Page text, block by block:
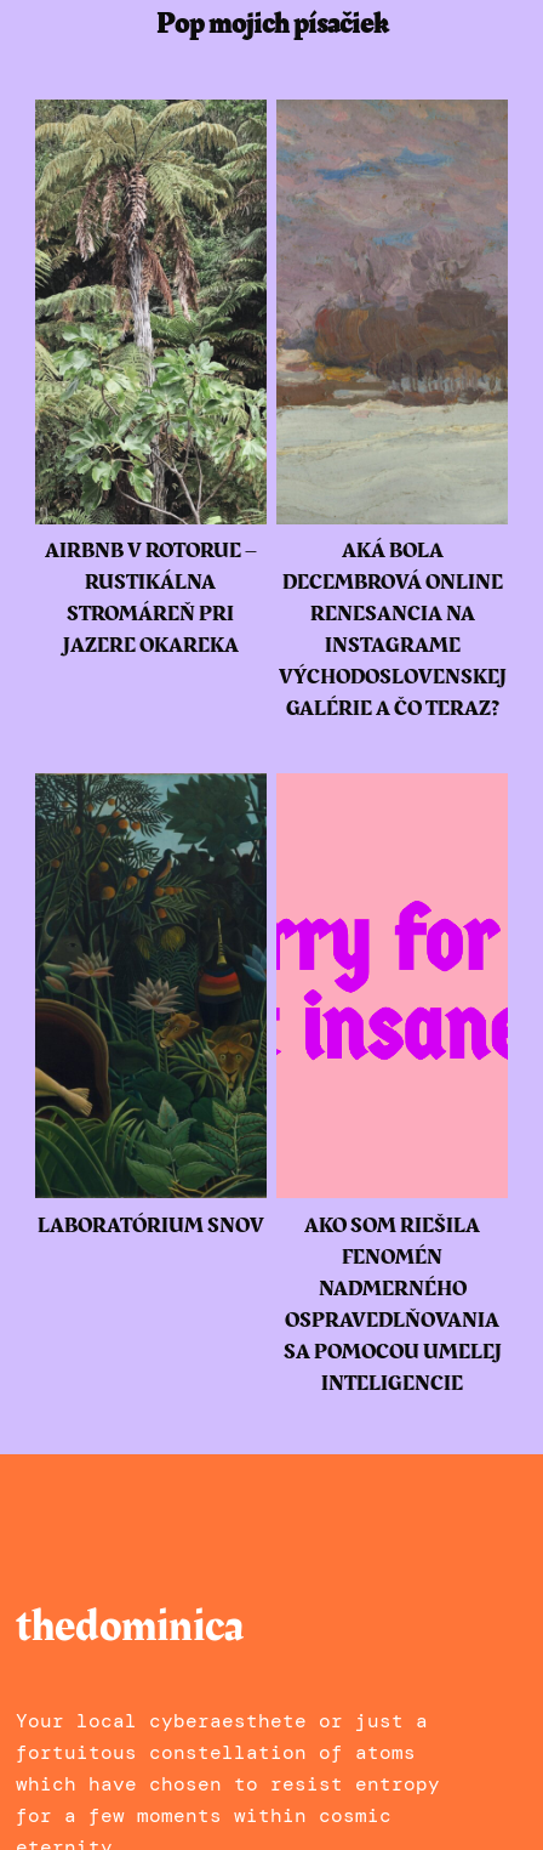
Pop mojich písačiek
AIRBNB V ROTORUE –
RUSTIKÁLNA
STROMÁREŇ PRI
JAZERE OKAREKA
AKÁ BOLA
DECEMBROVÁ ONLINE
RENESANCIA NA
INSTAGRAME
VÝCHODOSLOVENSKEJ
GALÉRIE A ČO TERAZ?
LABORATÓRIUM SNOV
AKO SOM RIEŠILA
FENOMÉN
NADMERNÉHO
OSPRAVEDLŇOVANIA
SA POMOCOU UMELEJ
INTELIGENCIE
thedominica
Your local cyberaesthete or just a
fortuitous constellation of atoms
which have chosen to resist entropy
for a few moments within cosmic